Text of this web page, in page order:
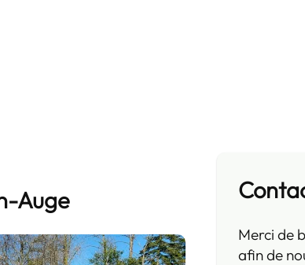
Auge
Merci de
afin de